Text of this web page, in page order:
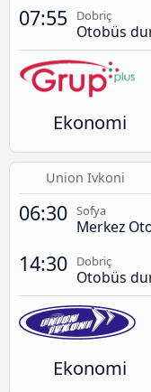
07:55 Dobriç
Otobüs
Ekonomi
Union Ivkoni
06:30 Sofya
Merkez
14:30 Dobriç
Otobüs
Ekonomi